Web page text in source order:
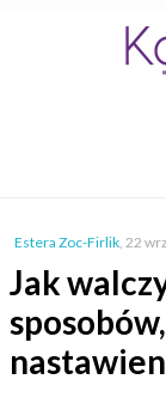
Estera Zoc-Firlik, 22
Jak